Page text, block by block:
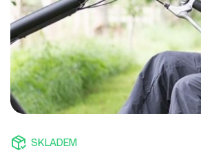
SKLADEM